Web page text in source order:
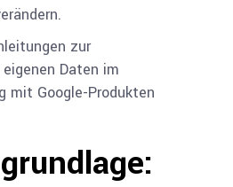
zur
Daten im
mit Google-Produkten